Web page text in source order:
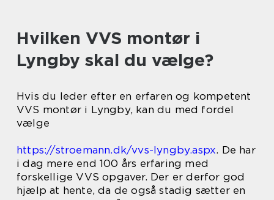
Hvilken VVS montør i
Lyngby skal du vælge?
Hvis du leder efter en erfaren og kompetent
VVS montør i Lyngby, kan du med fordel
vælge
https://stroemann.dk/vvs-lyngby.aspx. De har
i dag mere end 100 års erfaring med
forskellige VVS opgaver. Der er derfor god
hjælp at hente, da de også stadig sætter en